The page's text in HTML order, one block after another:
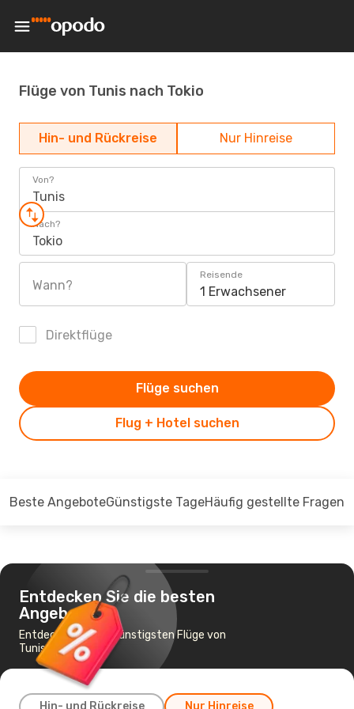
Flüge von Tunis nach Tokio
Hin- und Rückreise Nur Hinreise
Von?
Tunis
Nach?
Tokio
Wann?
Reisende
1 Erwachsener
Direktflüge
Flug + Hotel suchen
Flüge suchen
Beste AngeboteGünstigste TageHäufig gestellte Fragen
Entdecken Sie die besten
Angebote
Entdecken Sie die günstigsten Flüge von
Tunis nach Tokio
Hin- und Rückreise Nur Hinreise